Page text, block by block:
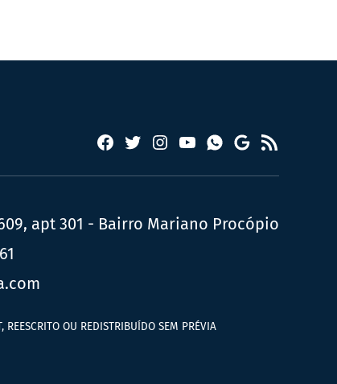
Facebook
TwitterInstagram
YouTubeWhatsapp
Google
News
RSS
apt 301 - Bairro Mariano Procópio
OU REDISTRIBUÍDO SEM PRÉVIA